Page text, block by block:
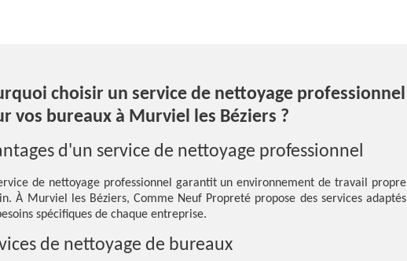
choisir un service de nettoyage professionnel
vos bureaux à Murviel les Béziers ?
d'un service de nettoyage professionnel
de nettoyage professionnel garantit un environnement de travail propre
À Murviel les Béziers, Comme Neuf Propreté propose des services adaptés
spécifiques de chaque entreprise.
de nettoyage de bureaux